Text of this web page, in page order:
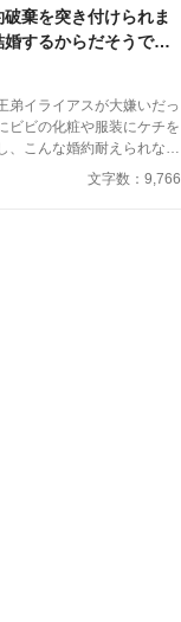
らせていた。 そんな
魔物が、王国北部に襲来す
したものの、多くの犠牲
される。リッドからの婚約
命じられた。 それか
と名を改め、顔を隠し、新
棄を突き付けられま
婚するからだそうで
弟イライアスが大嫌いだっ
ビビの化粧や服装にケチを
、こんな婚約耐えられない
揺るがす大事件が起こり、
喚される聖女と結婚しな
文字数：9,766